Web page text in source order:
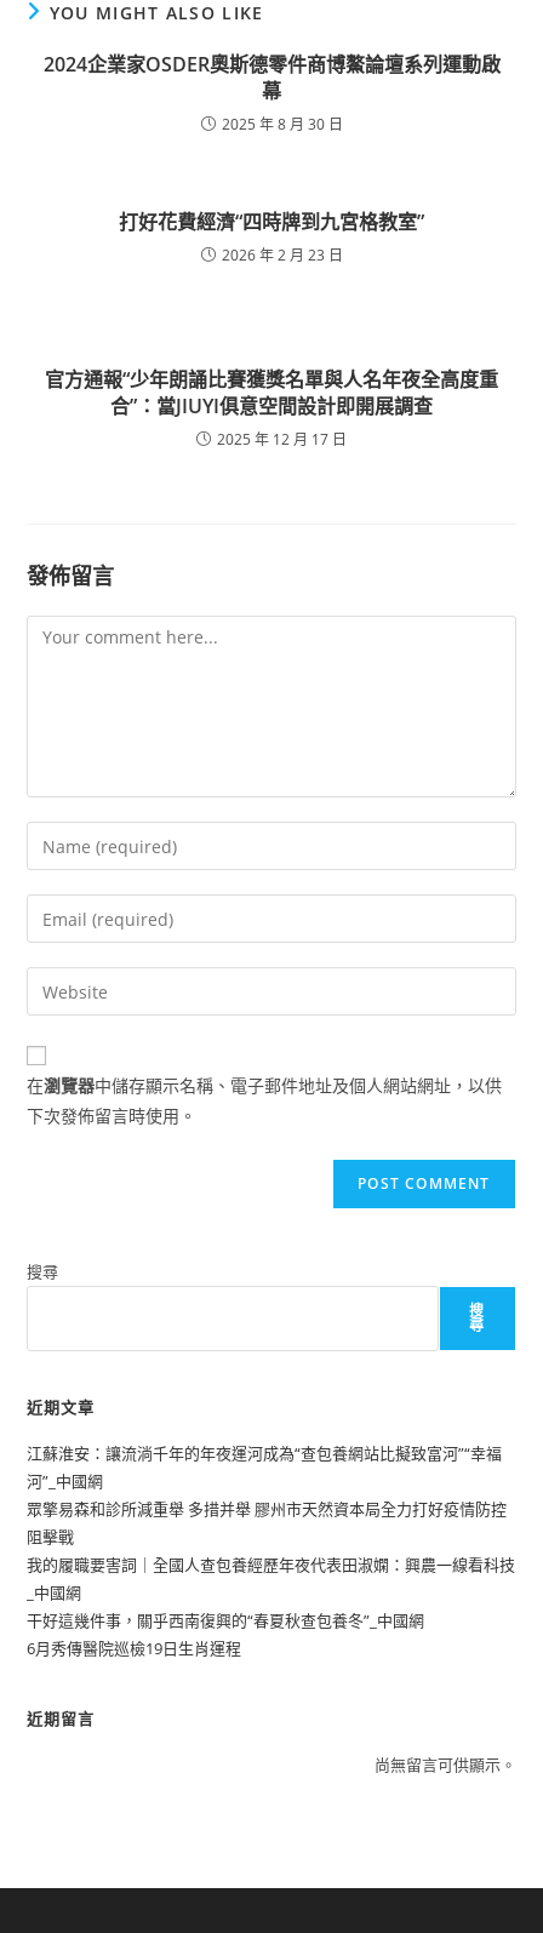
YOU MIGHT ALSO LIKE
2024企業家OSDER奧斯德零件商博鰲論壇系列運動啟
幕
2025 年 8 月 30 日
打好花費經濟“四時牌到九宮格教室”
2026 年 2 月 23 日
官方通報“少年朗誦比賽獲獎名單與人名年夜全高度重
合”：當JIUYI俱意空間設計即開展調查
2025 年 12 月 17 日
發佈留言
Comment
Enter
your
name
comment
Enter
your
email
address
comment
Enter
your
website
URL
(optional)
在瀏覽器中儲存顯示名稱、電子郵件地址及個人網站網址，以供
下次發佈留言時使用。
搜尋
搜
尋
近期文章
江蘇淮安：讓流淌千年的年夜運河成為“查包養網站比擬致富河”“幸福
河”_中國網
眾擎易森和診所減重舉 多措并舉 膠州市天然資本局全力打好疫情防控
阻擊戰
我的履職要害詞｜全國人查包養經歷年夜代表田淑嫻：興農一線看科技
_中國網
干好這幾件事，關乎西南復興的“春夏秋查包養冬”_中國網
6月秀傳醫院巡檢19日生肖運程
近期留言
尚無留言可供顯示。